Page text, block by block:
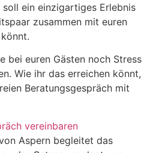
ein einzigartiges Erlebnis
zusammen mit euren
bei euren Gästen noch Stress
Wie ihr das erreichen könnt,
Beratungsgespräch mit
vereinbaren